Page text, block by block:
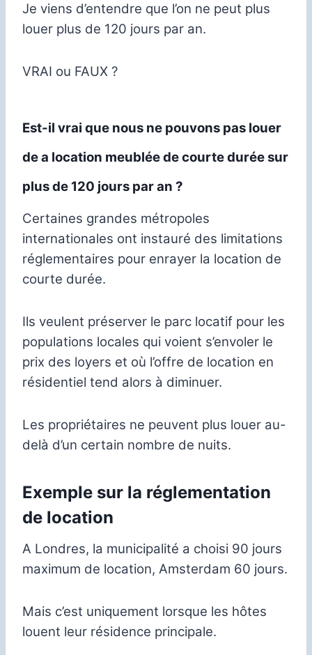
Je viens d’entendre que l’on ne peut plus
louer plus de 120 jours par an.
VRAI ou FAUX ?
Est-il vrai que nous ne pouvons pas louer
de a location meublée de courte durée sur
plus de 120 jours par an ?
Certaines grandes métropoles
internationales ont instauré des limitations
réglementaires pour enrayer la location de
courte durée.
Ils veulent préserver le parc locatif pour les
populations locales qui voient s’envoler le
prix des loyers et où l’offre de location en
résidentiel tend alors à diminuer.
Les propriétaires ne peuvent plus louer au-
delà d’un certain nombre de nuits.
Exemple sur la réglementation
de location
A Londres, la municipalité a choisi 90 jours
maximum de location, Amsterdam 60 jours.
Mais c’est uniquement lorsque les hôtes
louent leur résidence principale.